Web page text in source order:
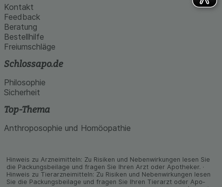
Kontakt
Feedback
Beratung
Bestellhilfe
Freiumschläge
Schlossapo.de
Philosophie
Sicherheit
Top-Thema
Anthroposophie und Homöopathie
Hinweis zu Arzneimitteln: Zu Risiken und Neben­wirkungen lesen Sie
die Packungs­beilage und fragen Sie Ihren Arzt oder Apo­theker. ·
Hinweis zu Tier­arz­nei­mitteln: Zu Risiken und Neben­wirkungen lesen
Sie die Packungs­beilage und fragen Sie Ihren Tier­arzt oder Apo­